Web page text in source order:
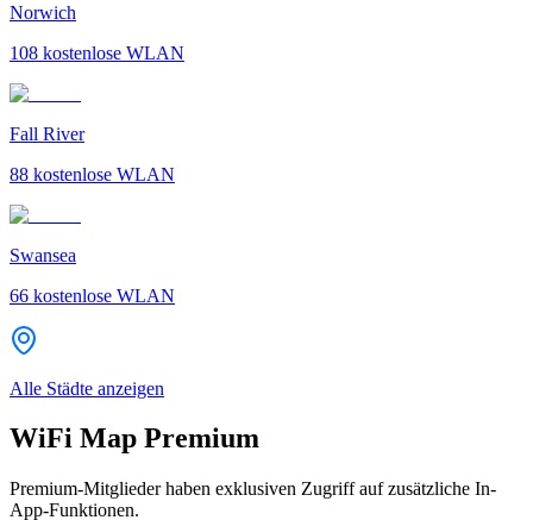
Norwich
108 kostenlose WLAN
Fall River
88 kostenlose WLAN
Swansea
66 kostenlose WLAN
Alle Städte anzeigen
WiFi Map Premium
Premium-Mitglieder haben exklusiven Zugriff auf zusätzliche In-
App-Funktionen.